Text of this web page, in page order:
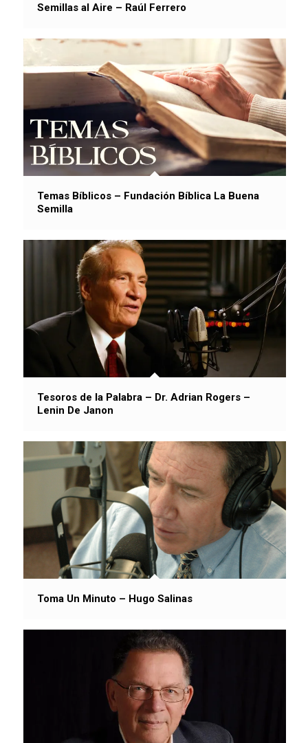
Semillas al Aire – Raúl Ferrero
Temas Bíblicos – Fundación Bíblica La Buena
Semilla
Tesoros de la Palabra – Dr. Adrian Rogers –
Lenin De Janon
Toma Un Minuto – Hugo Salinas